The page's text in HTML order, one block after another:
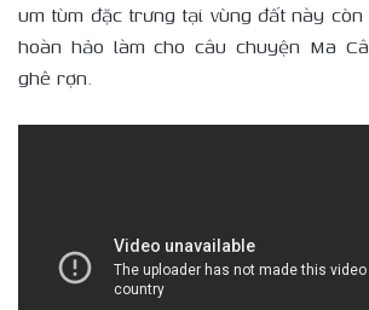
um tùm đặc trưng tại vùng đất này
hoàn hảo làm cho câu chuyện Ma
ghê rợn.